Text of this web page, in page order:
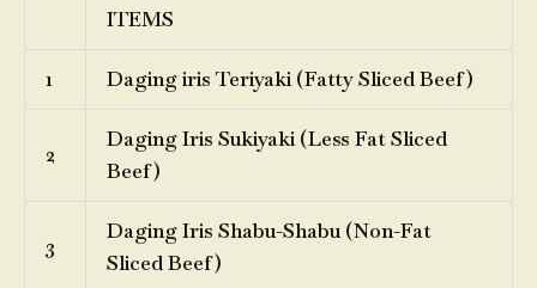
ITEMS
1 Daging iris Teriyaki (Fatty Sliced Beef)
2
Daging Iris Sukiyaki (Less Fat Sliced
Beef)
3
Daging Iris Shabu-Shabu (Non-Fat
Sliced Beef)